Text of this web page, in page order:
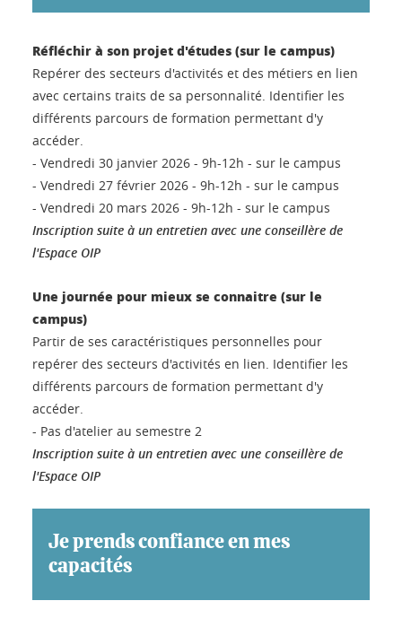
Réfléchir à son projet d'études (sur le campus)
Repérer des secteurs d'activités et des métiers en lien
avec certains traits de sa personnalité. Identifier les
différents parcours de formation permettant d'y
accéder.
- Vendredi 30 janvier 2026 - 9h-12h - sur le campus
- Vendredi 27 février 2026 - 9h-12h - sur le campus
- Vendredi 20 mars 2026 - 9h-12h - sur le campus
Inscription suite à un entretien avec une conseillère de
l'Espace OIP
Une journée pour mieux se connaitre (sur le
campus)
Partir de ses caractéristiques personnelles pour
repérer des secteurs d'activités en lien. Identifier les
différents parcours de formation permettant d'y
accéder.
- Pas d'atelier au semestre 2
Inscription suite à un entretien avec une conseillère de
l'Espace OIP
Je prends confiance en mes
capacités